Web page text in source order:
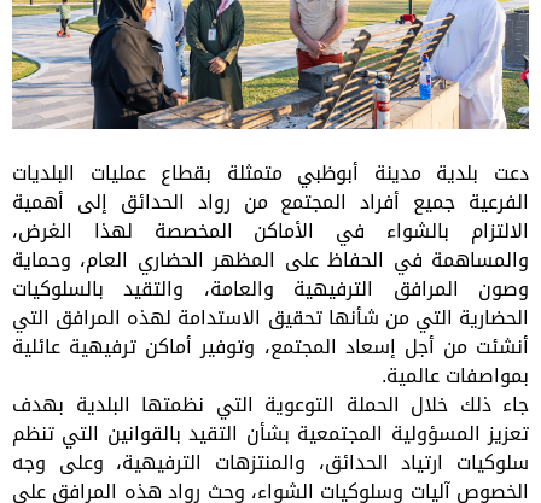
دعت بلدية مدينة أبوظبي متمثلة بقطاع عمليات البلديات
الفرعية جميع أفراد المجتمع من رواد الحدائق إلى أهمية
الالتزام بالشواء في الأماكن المخصصة لهذا الغرض،
والمساهمة في الحفاظ على المظهر الحضاري العام، وحماية
وصون المرافق الترفيهية والعامة، والتقيد بالسلوكيات
الحضارية التي من شأنها تحقيق الاستدامة لهذه المرافق التي
أنشئت من أجل إسعاد المجتمع، وتوفير أماكن ترفيهية عائلية
بمواصفات عالمية.
جاء ذلك خلال الحملة التوعوية التي نظمتها البلدية بهدف
تعزيز المسؤولية المجتمعية بشأن التقيد بالقوانين التي تنظم
سلوكيات ارتياد الحدائق، والمنتزهات الترفيهية، وعلى وجه
الخصوص آليات وسلوكيات الشواء، وحث رواد هذه المرافق على